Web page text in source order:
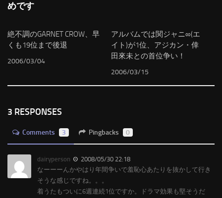
めです
絶不調のGARNET CROW、早
くも19位まで後退
2006/03/04
アルバムでは関ジャニ∞(エ
イト)が1位、アジカン・倖
田來未との首位争い！
2006/03/15
3 RESPONSES
Comments 3 Pingbacks 0
dairyperson
2008/05/30 22:18
なーーーんかやはり年間争いで羞恥心あたりを抜かして行き
そうな感じですね。。。
着うたもついに6週連続1位ですか。ドラマ効果も堅そうだ